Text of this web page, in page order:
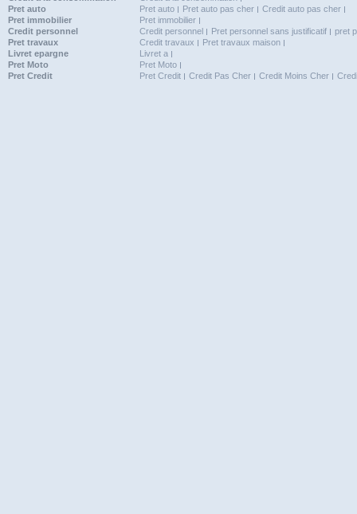
Pret auto
Pret auto Pret auto pas cher
Credit auto pas cher
Pret immobilier
Pret immobilier
Credit personnel
Credit personnel Pret personnel sans justificatif
pret
Pret travaux
Credit travaux
Pret travaux maison
Livret epargne
Livret a
Pret Moto
Pret Moto
Pret Credit
Pret Credit Credit Pas Cher Credit Moins Cher